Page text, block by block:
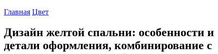
Главная Цвет
Дизайн желтой спальни: особенности и
детали оформления, комбинирование с